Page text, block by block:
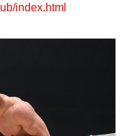
index.html